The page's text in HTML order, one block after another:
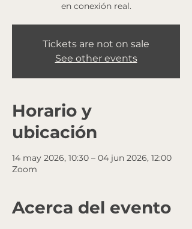
en conexión real.
Tickets are not on sale
See other events
Horario y
ubicación
14 may 2026, 10:30 – 04 jun 2026, 12:00
Zoom
Acerca del evento